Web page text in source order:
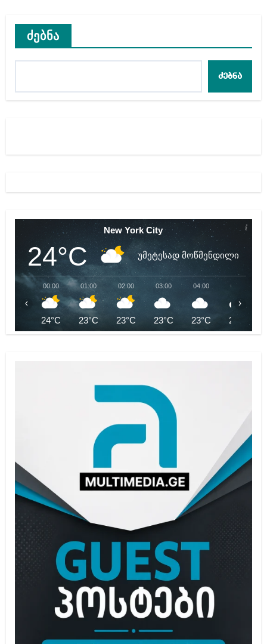
ძებნა
ძებნა
New York City
24°C უმეტესად მოწმენდილი
00:00
24°C
01:00
23°C
02:00
23°C
03:00
23°C
04:00
23°C
05:00
23°C
‹ ›